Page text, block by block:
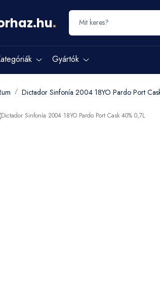
.
Gyártók
Dictador Sinfonía 2004 18YO Pardo Port